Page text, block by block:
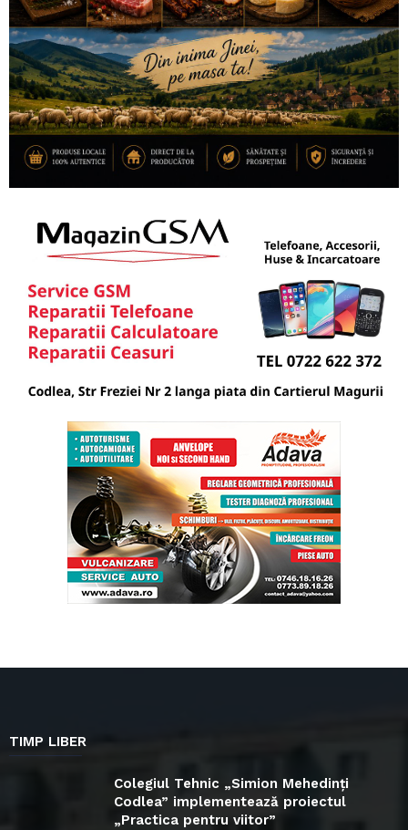
TIMP LIBER
Colegiul Tehnic „Simion Mehedinți
Codlea” implementează proiectul
„Practica pentru viitor”